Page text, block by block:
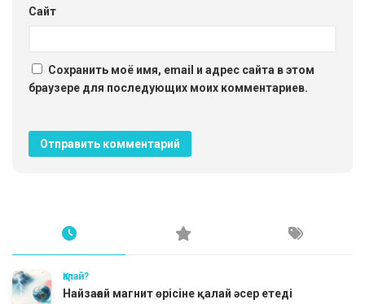
Сайт
Сохранить моё имя, email и адрес сайта в этом
браузере для последующих моих комментариев.
Қалай?
Найзағай магнит өрісіне қалай әсер етеді